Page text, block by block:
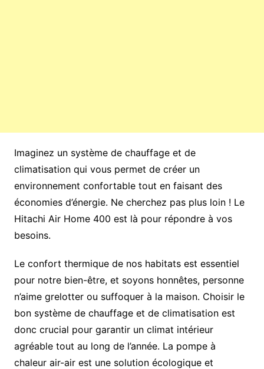
Imaginez un système de chauffage et de
climatisation qui vous permet de créer un
environnement confortable tout en faisant des
économies d’énergie. Ne cherchez pas plus loin ! Le
Hitachi Air Home 400 est là pour répondre à vos
besoins.
Le confort thermique de nos habitats est essentiel
pour notre bien-être, et soyons honnêtes, personne
n’aime grelotter ou suffoquer à la maison. Choisir le
bon système de chauffage et de climatisation est
donc crucial pour garantir un climat intérieur
agréable tout au long de l’année. La pompe à
chaleur air-air est une solution écologique et